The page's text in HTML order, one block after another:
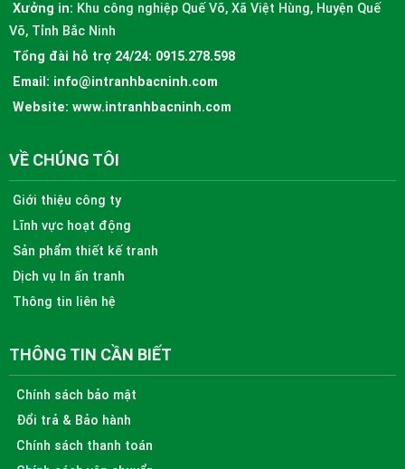
Xưởng in: Khu công nghiệp Quế Võ, Xã Việt Hùng, Huyện Quế
Võ, Tỉnh Bắc Ninh
Tổng đài hỗ trợ 24/24: 0915.278.598
Email: info@intranhbacninh.com
Website: www.intranhbacninh.com
VỀ CHÚNG TÔI
Giới thiệu công ty
Lĩnh vực hoạt động
Sản phẩm thiết kế tranh
Dịch vụ In ấn tranh
Thông tin liên hệ
THÔNG TIN CẦN BIẾT
Chính sách bảo mật
Đổi trả & Bảo hành
Chính sách thanh toán